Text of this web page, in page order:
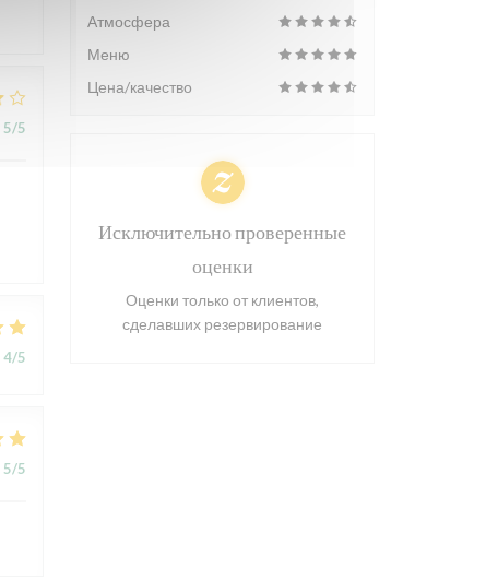
5/5
4/5
5/5
Атмосфера
Меню
Цена/качество
Исключительно проверенные
оценки
Оценки только от клиентов,
сделавших резервирование